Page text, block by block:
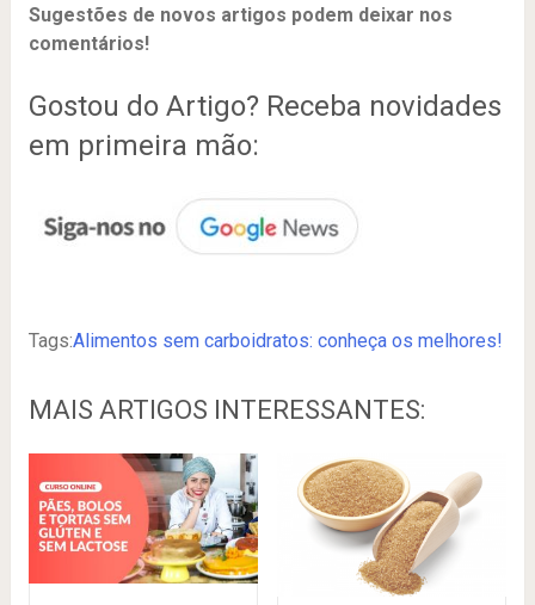
Sugestões de novos artigos podem deixar nos
comentários!
Gostou do Artigo? Receba novidades
em primeira mão:
Tags:Alimentos sem carboidratos: conheça os melhores!
MAIS ARTIGOS INTERESSANTES: